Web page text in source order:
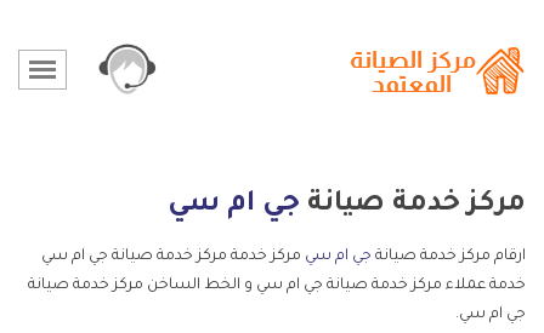
مركز خدمة صيانة جي ام سي
ارقام مركز خدمة صيانة جي ام سي مركز خدمة مركز خدمة صيانة جي ام سي
خدمة عملاء مركز خدمة صيانة جي ام سي و الخط الساخن مركز خدمة صيانة
جي ام سي.